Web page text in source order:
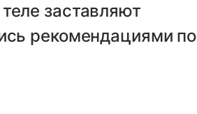
заставляют
рекомендациями по